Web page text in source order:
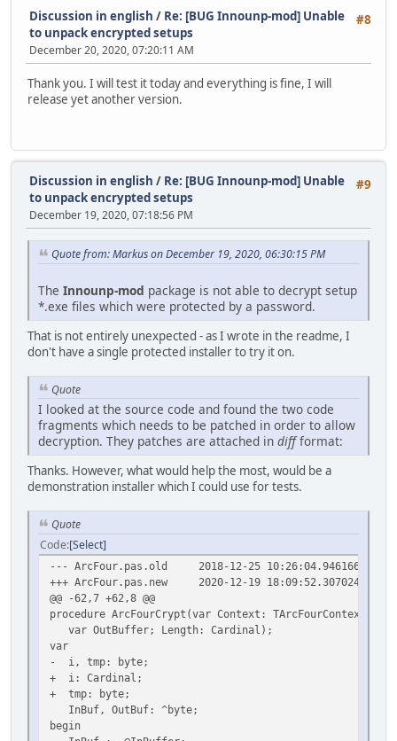
#8
Discussion in english / Re: [BUG Innounp-mod] Unable
to unpack encrypted setups
December 20, 2020, 07:20:11 AM
Thank you. I will test it today and everything is fine, I will
release yet another version.
#9
Discussion in english / Re: [BUG Innounp-mod] Unable
to unpack encrypted setups
December 19, 2020, 07:18:56 PM
Quote from: Markus on December 19, 2020, 06:30:15 PM
The Innounp-mod package is not able to decrypt setup
*.exe files which were protected by a password.
That is not entirely unexpected - as I wrote in the readme, I
don't have a single protected installer to try it on.
Quote
I looked at the source code and found the two code
fragments which needs to be patched in order to allow
decryption. They patches are attached in diffformat:
Thanks. However, what would help the most, would be a
demonstration installer which I could use for tests.
Quote
Code Select
--- ArcFour.pas.old
2018-12-25 10:26:04.946166300
+++ ArcFour.pas.new
2020-12-19 18:09:52.307024800
@@ -62,7 +62,8 @@
procedure ArcFourCrypt(var Context: TArcFourContext;
var OutBuffer; Length: Cardinal);
var
- i, tmp: byte;
+ i: Cardinal;
+ tmp: byte;
InBuf, OutBuf: ^byte;
begin